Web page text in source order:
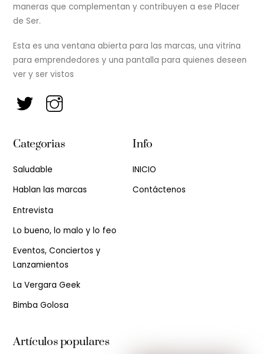
maneras que complementan y contribuyen a ese Placer
de Ser.
Esta es una ventana abierta para las marcas, una vitrina
para emprendedores y una pantalla para quienes deseen
ver y ser vistos
Categorias
Saludable
Hablan las marcas
Entrevista
Lo bueno, lo malo y lo feo
Eventos, Conciertos y
Lanzamientos
La Vergara Geek
Bimba Golosa
Info
INICIO
Contáctenos
Artículos populares